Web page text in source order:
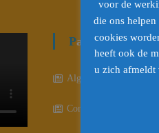
Pagina’s
Algemene Voorwaarden
Contact
voor de
die ons
cookies
heeft ook de
u zich afmeldt